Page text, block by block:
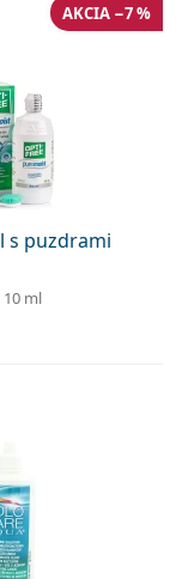
s puzdrami
AKCIA −7 %
ml